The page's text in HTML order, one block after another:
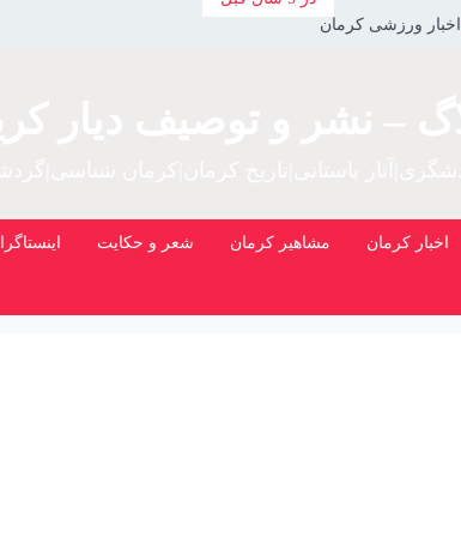
اخبار ورزشی کرمان
اخبار کرمان مشاهیر کرمان شعر و حکایت